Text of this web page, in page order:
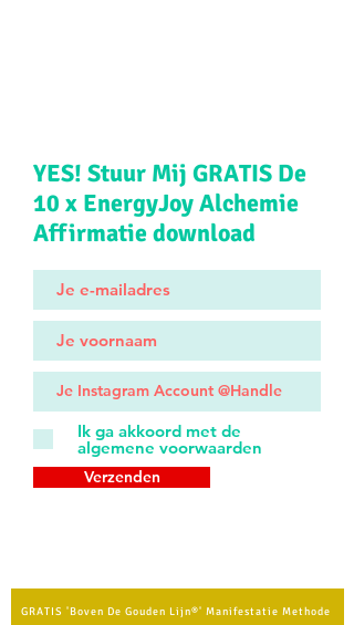
YES! Stuur Mij GRATIS De
10 x EnergyJoy Alchemie
Affirmatie download
Ik ga akkoord met de
algemene voorwaarden
Verzenden
GRATIS 'Boven De Gouden Lijn®' Manifestatie Methode